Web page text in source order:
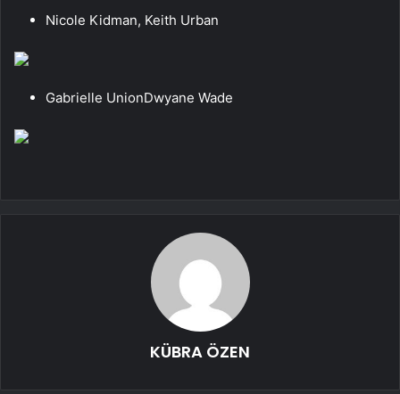
Nicole Kidman, Keith Urban
Gabrielle UnionDwyane Wade
KÜBRA ÖZEN